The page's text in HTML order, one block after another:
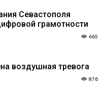
Севастополя
грамотности
665
воздушная тревога
876